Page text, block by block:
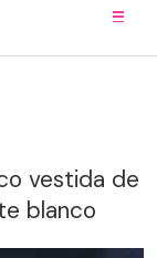
vestida de
blanco